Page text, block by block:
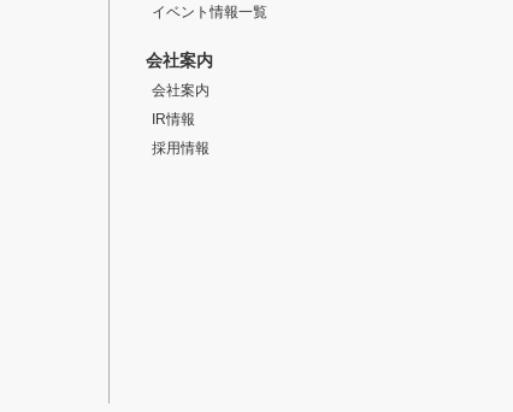
イベント情報一覧
会社案内
会社案内
IR情報
採用情報